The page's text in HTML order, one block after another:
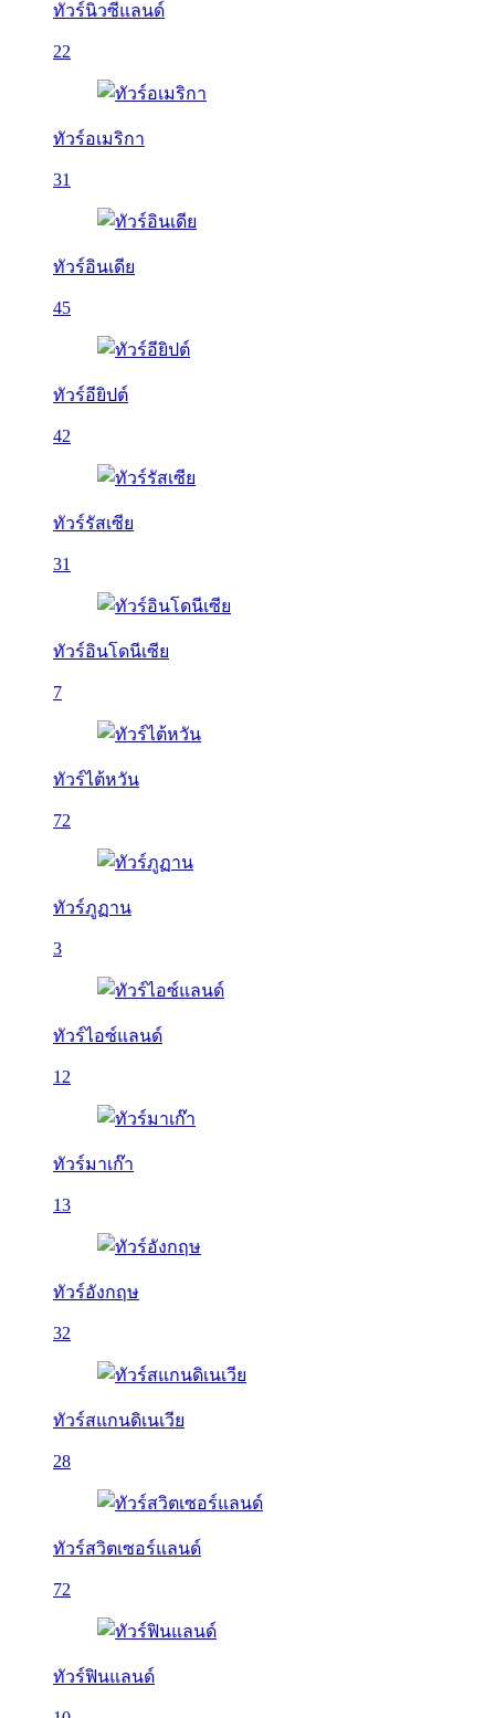
ทัวร์นิวซีแลนด์
22
ทัวร์อเมริกา
31
ทัวร์อินเดีย
45
ทัวร์อียิปต์
42
ทัวร์รัสเซีย
31
ทัวร์อินโดนีเซีย
7
ทัวร์ไต้หวัน
72
ทัวร์ภูฏาน
3
ทัวร์ไอซ์แลนด์
12
ทัวร์มาเก๊า
13
ทัวร์อังกฤษ
32
ทัวร์สแกนดิเนเวีย
28
ทัวร์สวิตเซอร์แลนด์
72
ทัวร์ฟินแลนด์